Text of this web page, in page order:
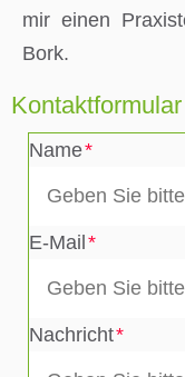
mir einen
Bork.
Kontaktformular
Name
E-Mail
Nachricht